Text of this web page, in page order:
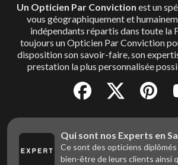
Un Opticien Par Conviction est un
vous géographiquement et
indépendants répartis dans toute la
toujours un Opticien Par Conviction
disposition son savoir-faire, son
prestation la plus personnalisée
Qui sont nos Experts en
Ce sont des opticiens
bien-être de leurs clients ainsi